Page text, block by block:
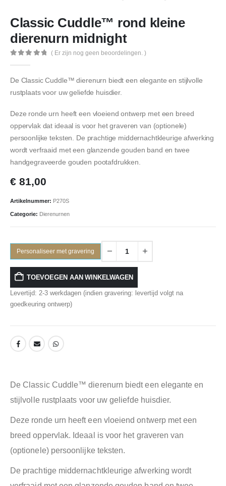
Classic Cuddle™ rond kleine
dierenurn midnight
( Er zijn nog geen beoordelingen. )
De Classic Cuddle™ dierenurn biedt een elegante en stijlvolle
rustplaats voor uw geliefde huisdier.
Deze ronde urn heeft een vloeiend ontwerp met een breed
oppervlak dat ideaal is voor het graveren van (optionele)
persoonlijke teksten. De prachtige middernachtkleurige afwerking
wordt verfraaid met een glanzende gouden band en twee
handgegraveerde gouden pootafdrukken.
€ 81,00
Artikelnummer: P270S
Categorie: Dierenurnen
Personaliseer met gravering
TOEVOEGEN AAN WINKELWAGEN
Levertijd: 2-3 werkdagen (indien gravering: levertijd volgt na
goedkeuring ontwerp)
De Classic Cuddle™ dierenurn biedt een elegante en
stijlvolle rustplaats voor uw geliefde huisdier.
Deze ronde urn heeft een vloeiend ontwerp met een
breed oppervlak. Ideaal is voor het graveren van
(optionele) persoonlijke teksten.
De prachtige middernachtkleurige afwerking wordt